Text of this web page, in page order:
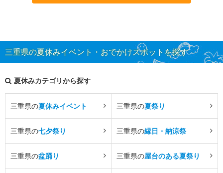
三重県の夏休みイベント・おでかけスポットを探す
夏休みカテゴリから探す
三重県の夏休みイベント 三重県の夏祭り
三重県の七夕祭り 三重県の縁日・納涼祭
三重県の盆踊り 三重県の屋台のある夏祭り